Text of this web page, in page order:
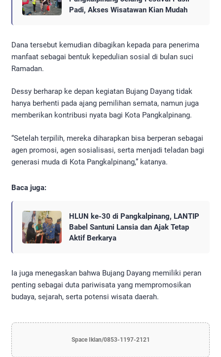
Padi, Akses Wisatawan Kian Mudah
Dana tersebut kemudian dibagikan kepada para penerima
manfaat sebagai bentuk kepedulian sosial di bulan suci
Ramadan.
Dessy berharap ke depan kegiatan Bujang Dayang tidak
hanya berhenti pada ajang pemilihan semata, namun juga
memberikan kontribusi nyata bagi Kota Pangkalpinang.
“Setelah terpilih, mereka diharapkan bisa berperan sebagai
agen promosi, agen sosialisasi, serta menjadi teladan bagi
generasi muda di Kota Pangkalpinang,” katanya.
Baca juga:
HLUN ke-30 di Pangkalpinang, LANTIP
Babel Santuni Lansia dan Ajak Tetap
Aktif Berkarya
Ia juga menegaskan bahwa Bujang Dayang memiliki peran
penting sebagai duta pariwisata yang mempromosikan
budaya, sejarah, serta potensi wisata daerah.
Space Iklan/0853-1197-2121